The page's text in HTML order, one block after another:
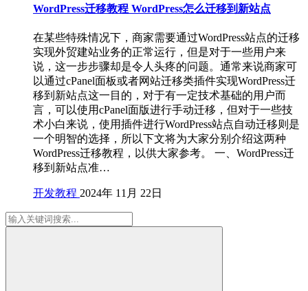
WordPress迁移教程 WordPress怎么迁移到新站点
在某些特殊情况下，商家需要通过WordPress站点的迁移
实现外贸建站业务的正常运行，但是对于一些用户来
说，这一步步骤却是令人头疼的问题。通常来说商家可
以通过cPanel面板或者网站迁移类插件实现WordPress迁
移到新站点这一目的，对于有一定技术基础的用户而
言，可以使用cPanel面版进行手动迁移，但对于一些技
术小白来说，使用插件进行WordPress站点自动迁移则是
一个明智的选择，所以下文将为大家分别介绍这两种
WordPress迁移教程，以供大家参考。 一、WordPress迁
移到新站点准…
开发教程 2024年 11月 22日